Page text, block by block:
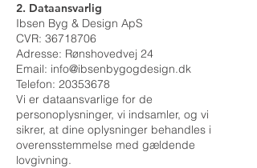
2. Dataansvarlig
Ibsen Byg & Design ApS
CVR: 36718706
Adresse: Rønshovedvej 24
Email: info@ibsenbygogdesign.dk
Telefon: 20353678
Vi er dataansvarlige for de
personoplysninger, vi indsamler, og vi
sikrer, at dine oplysninger behandles i
overensstemmelse med gældende
lovgivning.